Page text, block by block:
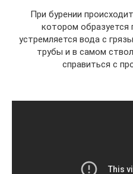
При бурении
котором образуется
устремляется вода с
трубы и в самом
справиться с